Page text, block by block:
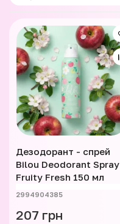
Дезодорант - спрей
Bilou Deodorant Spray
Fruity Fresh 150 мл
2994904385
207 грн